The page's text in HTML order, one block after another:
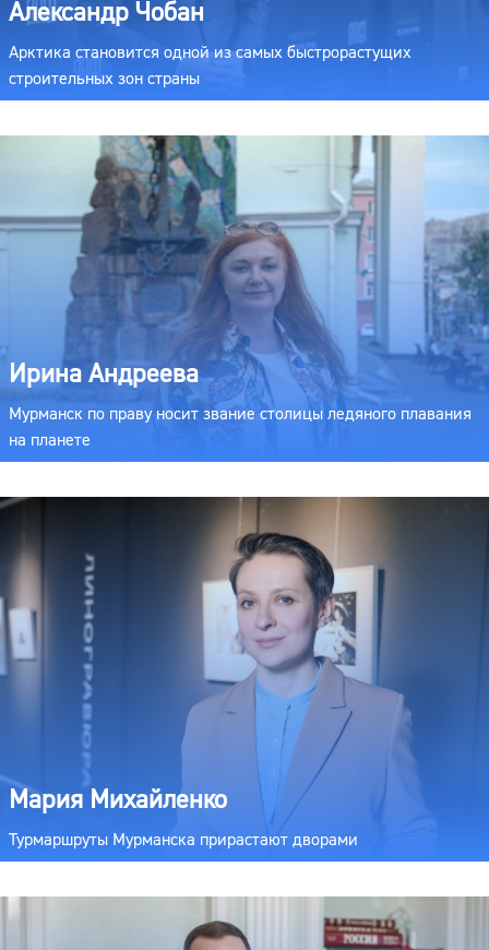
Александр Чобан
Арктика становится одной из самых быстрорастущих
строительных зон страны
Ирина Андреева
Мурманск по праву носит звание столицы ледяного плавания
на планете
Мария Михайленко
Турмаршруты Мурманска прирастают дворами